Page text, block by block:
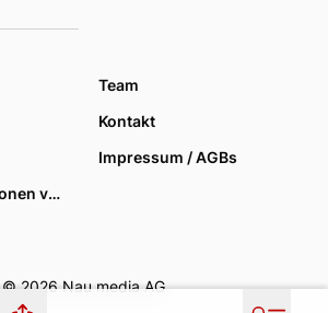
Team
Kontakt
Impressum / AGBs
Datenschutzoptionen verwalten
© 2026 Nau media AG